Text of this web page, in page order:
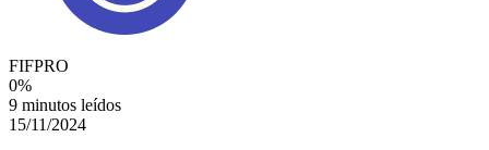
FIFPRO
0%
9 minutos leídos
15/11/2024